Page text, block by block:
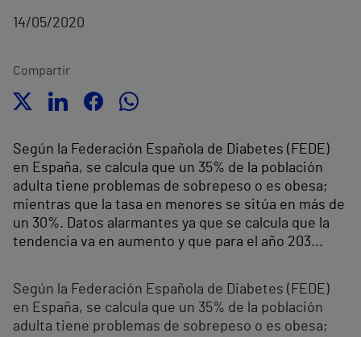
14/05/2020
Compartir
Según la Federación Española de Diabetes (FEDE)
en España, se calcula que un 35% de la población
adulta tiene problemas de sobrepeso o es obesa;
mientras que la tasa en menores se sitúa en más de
un 30%. Datos alarmantes ya que se calcula que la
tendencia va en aumento y que para el año 203...
Según la Federación Española de Diabetes (FEDE)
en España, se calcula que un 35% de la población
adulta tiene problemas de sobrepeso o es obesa;